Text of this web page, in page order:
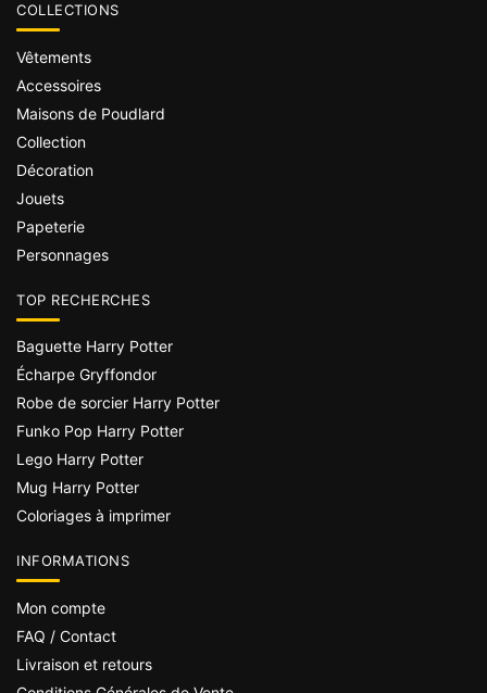
COLLECTIONS
Vêtements
Accessoires
Maisons de Poudlard
Collection
Décoration
Jouets
Papeterie
Personnages
TOP RECHERCHES
Baguette Harry Potter
Écharpe Gryffondor
Robe de sorcier Harry Potter
Funko Pop Harry Potter
Lego Harry Potter
Mug Harry Potter
Coloriages à imprimer
INFORMATIONS
Mon compte
FAQ / Contact
Livraison et retours